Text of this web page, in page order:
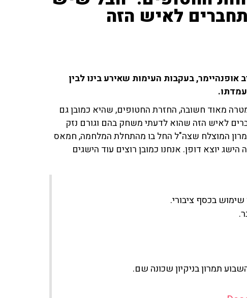
לאיש הזה
סג"ל ויריב אופנהיימר, בעקבות העימות שאירע בינו לבין
מאוד חשובה, החזרת החטופים, שהיא כמובן גם
לאיש הזה שהוא לדעתי משחק בהם וגורם נזק
המוצלח שצה"ל החל בו מהתחלת המלחמה, חמאס
יוצא דופן. אנחנו כמובן רוצים עוד הישגים
בכסף ציבורי.
תמרון בניקיון שכונה שם.